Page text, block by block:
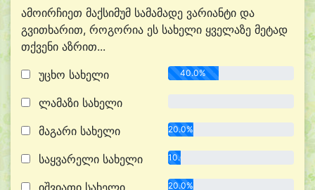
ამოირჩიეთ მაქსიმუმ სამამადე ვარიანტი და
გვითხარით, როგორია ეს სახელი ყველაზე მეტად
თქვენი აზრით...
უცხო სახელი
40.0%
ლამაზი სახელი
მაგარი სახელი 20.0%
საყვარელი სახელი 10.0%
იშვიათი სახელი 20.0%